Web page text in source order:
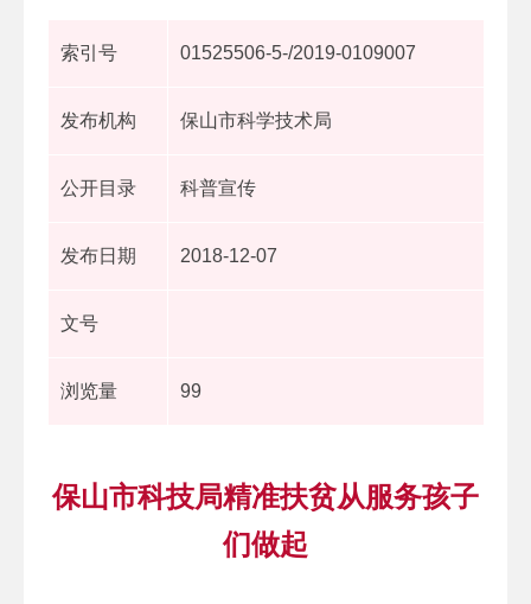
索引号 01525506-5-/2019-0109007
发布机构 保山市科学技术局
公开目录 科普宣传
发布日期 2018-12-07
文号
浏览量 99
保山市科技局精准扶贫从服务孩子
们做起